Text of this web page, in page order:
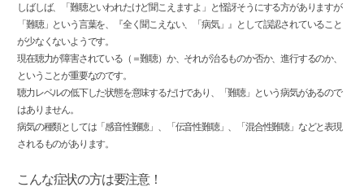
しばしば、「難聴といわれたけど聞こえますよ」と怪訝そうにする方がありますが
「難聴」という言葉を、『全く聞こえない、「病気」』として誤認されていること
が少なくないようです。
現在聴力が障害されている（＝難聴）か、それが治るものか否か、進行するのか、
ということが重要なのです。
聴力レベルの低下した状態を意味するだけであり、「難聴」という病気があるので
はありません。
病気の種類としては「感音性難聴」、「伝音性難聴」、「混合性難聴」などと表現
されるものがあります。
こんな症状の方は要注意！